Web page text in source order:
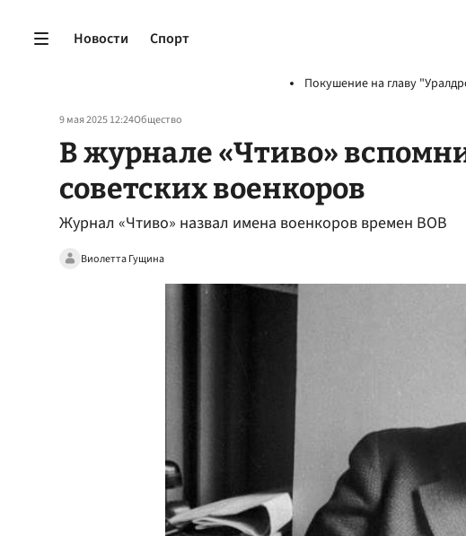
Новости Спорт
Покушение на главу
9 мая 2025 12:24Общество
В журнале «Чтиво»
советских военкоров
Журнал «Чтиво» назвал имена военкоров времен ВОВ
Виолетта Гущина